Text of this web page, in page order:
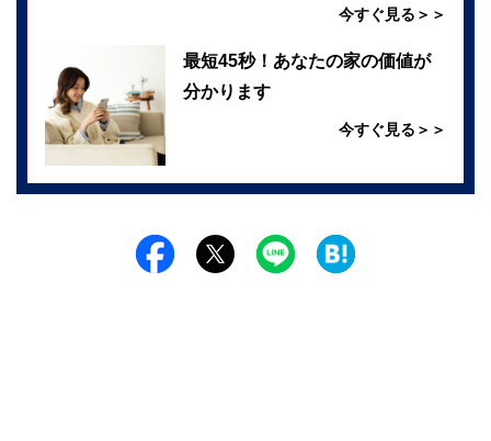
今すぐ見る＞＞
最短45秒！あなたの家の価値が
分かります
今すぐ見る＞＞